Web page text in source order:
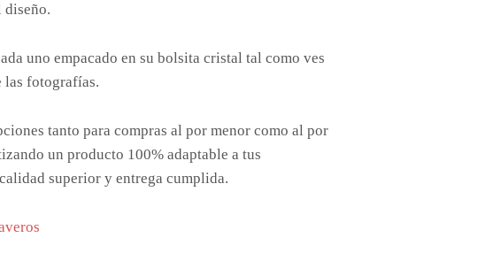
diseño.
uno empacado en su bolsita cristal tal como ves
las fotografías.
tanto para compras al por menor como al por
un producto 100% adaptable a tus
superior y entrega cumplida.